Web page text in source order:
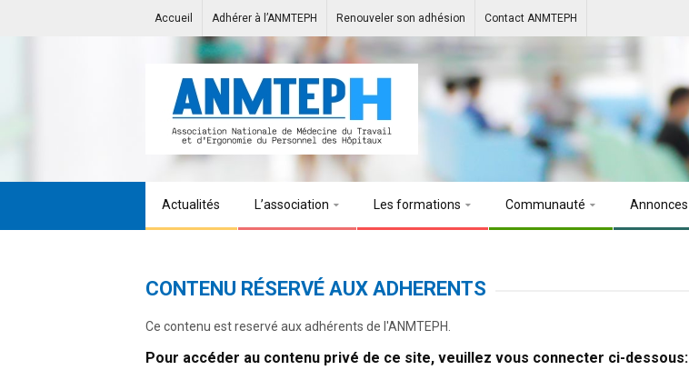
Accueil Adhérer à l’ANMTEPH Renouveler son adhésion Contact ANMTEPH
Actualités L’association Les formations Communauté Annonces
CONTENU RÉSERVÉ AUX ADHERENTS
Ce contenu est reservé aux adhérents de l'ANMTEPH.
Pour accéder au contenu privé de ce site, veuillez vous connecter ci-dessous: